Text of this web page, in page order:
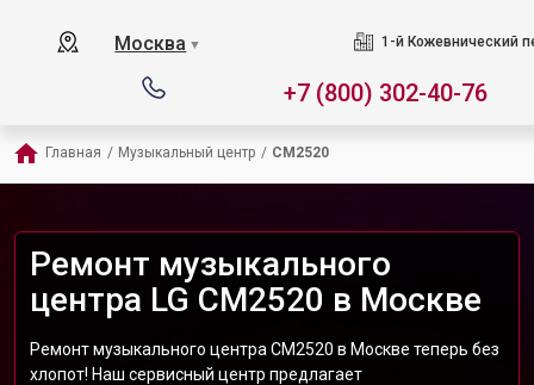
Москва ▼ 1-й Кожевнический
+7 (800) 302-40-76
Главная / Музыкальный центр / CM2520
Ремонт музыкального
центра LG CM2520 в Москве
Ремонт музыкального центра CM2520 в Москве теперь без
хлопот! Наш сервисный центр предлагает